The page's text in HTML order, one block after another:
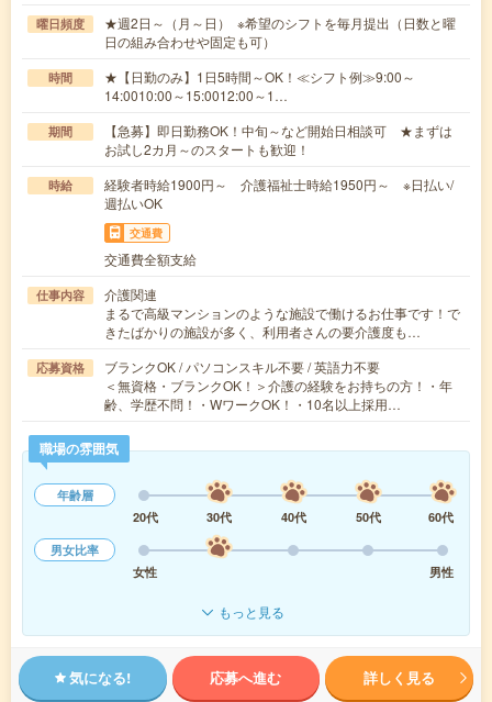
曜日頻度
★週2日～（月～日） ※希望のシフトを毎月提出（日数と曜
日の組み合わせや固定も可）
時間
★【日勤のみ】1日5時間～OK！≪シフト例≫9:00～
14:0010:00～15:0012:00～1…
期間
【急募】即日勤務OK！中旬～など開始日相談可 ★まずは
お試し2カ月～のスタートも歓迎！
時給
経験者時給1900円～ 介護福祉士時給1950円～ ※日払い/
週払いOK
交通費
交通費全額支給
仕事内容
介護関連
まるで高級マンションのような施設で働けるお仕事です！で
きたばかりの施設が多く、利用者さんの要介護度も…
応募資格
ブランクOK / パソコンスキル不要 / 英語力不要
＜無資格・ブランクOK！＞介護の経験をお持ちの方！・年
齢、学歴不問！・WワークOK！・10名以上採用…
職場の雰囲気
年齢層
20代
30代 40代 50代
60代
男女比率
女性
男性
もっと見る
気になる! 応募へ進む 詳しく見る